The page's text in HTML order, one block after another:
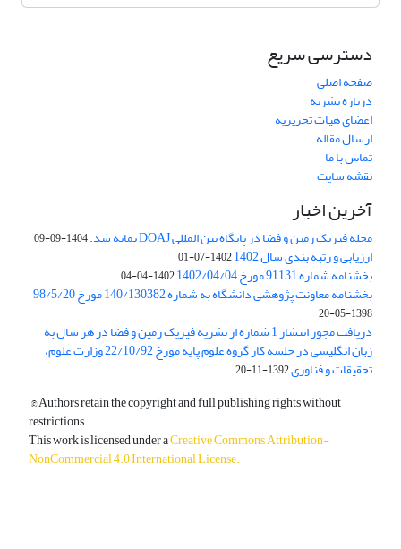
دسترسی سریع
صفحه اصلی
درباره نشریه
اعضای هیات تحریریه
ارسال مقاله
تماس با ما
نقشه سایت
آخرین اخبار
مجله فیزیک زمین و فضا در پایگاه بین المللی DOAJ نمایه شد. 1404-09-09
ارزیابی و رتبه بندی سال 1402 1402-07-01
بخشنامه شماره 91131 مورخ 1402/04/04 1402-04-04
بخشنامه معاونت پژوهشی دانشگاه به شماره 140/130382 مورخ 98/5/20
1398-05-20
دریافت مجوز انتشار 1 شماره از نشریه فیزیک زمین و فضا در هر سال به
زبان انگلیسی در جلسه کار گروه علوم پایه مورخ 22/10/92 وزارت علوم،
تحقیقات و فناوری1392-11-20
© Authors retain the copyright and full publishing rights without
restrictions.
This work is licensed under aCreative Commons Attribution-
NonCommercial 4.0 International License.